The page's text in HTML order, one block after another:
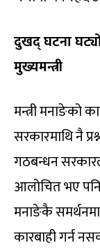
दुखद् घटना
मुख्यमन्त्री
मन्त्री मनाङेको
सरकारमाथि नै
गठबन्धन
आलोचित भए
मनाङेकै
कारबाही गर्न